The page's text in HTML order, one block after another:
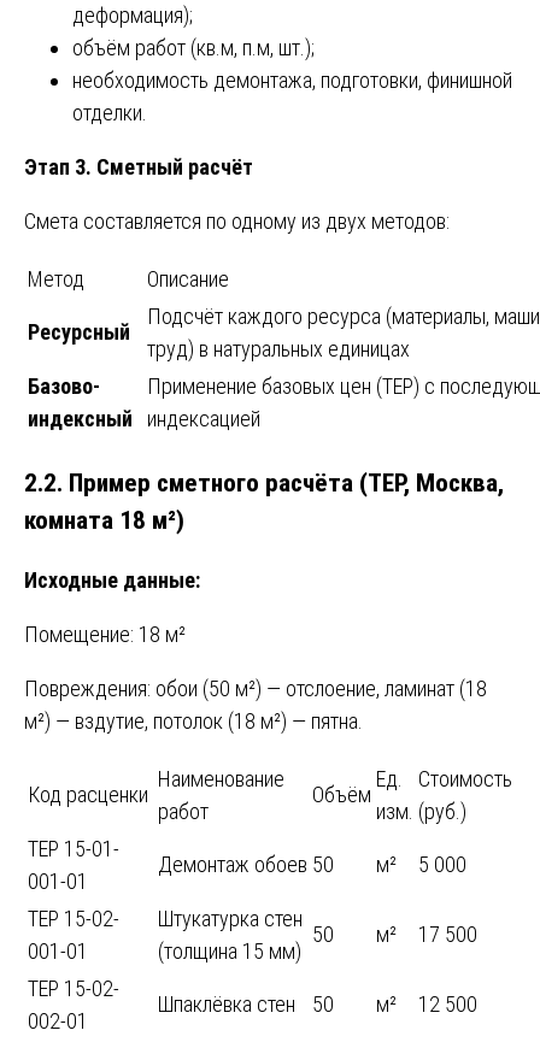
деформация);
объём работ (кв.м, п.м, шт.);
необходимость демонтажа, подготовки, финишной
отделки.
Этап 3. Сметный расчёт
Смета составляется по одному из двух методов:
Метод Описание
Ресурсный
Подсчёт каждого ресурса (материалы,
труд) в натуральных единицах
Базово-
индексный
Применение базовых цен (ТЕР) с
индексацией
2.2. Пример сметного расчёта (ТЕР, Москва,
комната 18 м²)
Исходные данные:
Помещение: 18 м²
Повреждения: обои (50 м²) — отслоение, ламинат (18
м²) — вздутие, потолок (18 м²) — пятна.
Код расценки
Наименование
работ
Объём
Ед.
изм.
Стоимость
(руб.)
ТЕР 15-01-
001-01
Демонтаж обоев 50 м² 5 000
ТЕР 15-02-
001-01
Штукатурка стен
(толщина 15 мм)
50 м² 17 500
ТЕР 15-02-
002-01
Шпаклёвка стен 50 м² 12 500